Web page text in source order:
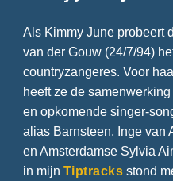
Als Kimmy June probeert
van der Gouw (24/7/94)
countryzangeres. Voor
heeft ze de
en opkomende singer-
alias Barnsteen, Inge van
en Amsterdamse Sylvia
in mijn Tiptracks stond